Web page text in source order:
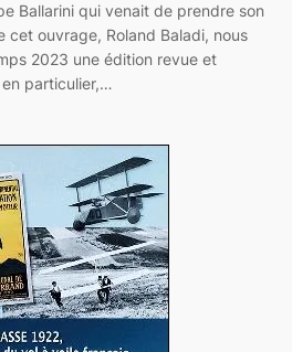
Ballarini qui venait de prendre son
cet ouvrage, Roland Baladi, nous
2023 une édition revue et
particulier,…